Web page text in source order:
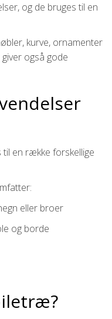
og de bruges til en
kurve, ornamenter
også gode
en række forskellige
eller broer
og borde